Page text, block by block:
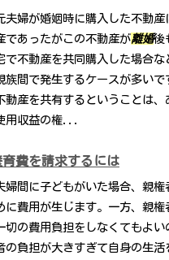
夫婦が婚姻時に購入した不動
であったがこの不動産が離婚後
不動産を共同購入した場合な
族間で発生するケースが多い
動産を共有するということは
用収益の権...
費を請求するには
婦間に子どもがいた場合、親
に費用が生じます。一方、親
切の費用負担をしなくてもよ
の負担が大きすぎて自身の生